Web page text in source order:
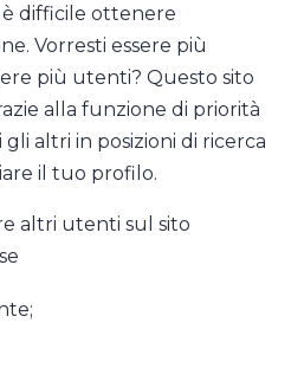
è difficile ottenere
Vorresti essere più
più utenti? Questo sito
alla funzione di priorità
altri in posizioni di ricerca
il tuo profilo.
altri utenti sul sito